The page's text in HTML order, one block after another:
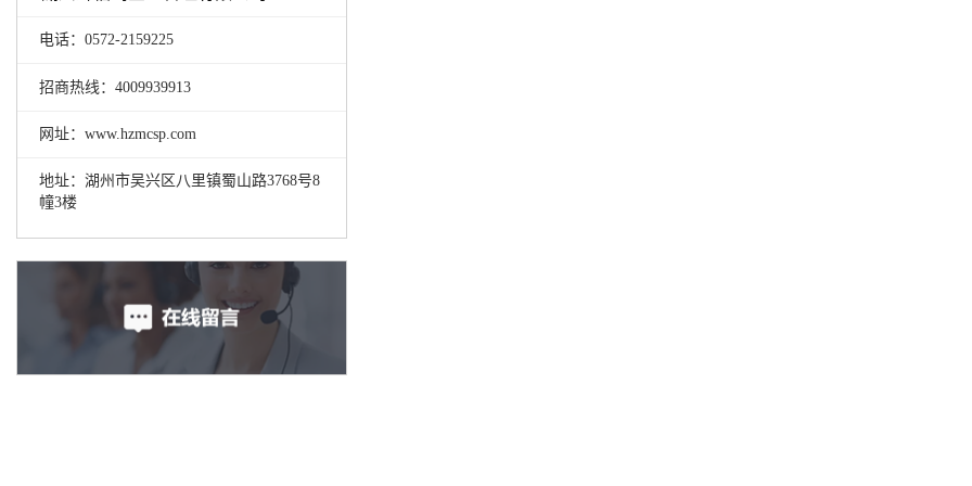
电话：0572-2159225
招商热线：4009939913
网址：www.hzmcsp.com
地址：湖州市吴兴区八里镇蜀山路3768号8
幢3楼